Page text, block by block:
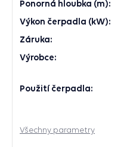
Ponorná hloubka (m):
Výkon čerpadla (kW):
Záruka:
Výrobce:
Použití čerpadla:
Všechny parametry